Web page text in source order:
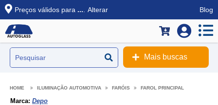
Preços válidos para ... Alterar Blog
Mais buscas
ILUMINAÇÃO AUTOMOTIVA FARÓIS FAROL PRINCIPAL
Marca: Depo